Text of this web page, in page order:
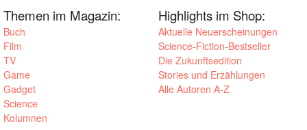
Themen im Magazin:
Buch
Film
TV
Game
Gadget
Science
Kolumnen
Highlights im Shop:
Aktuelle Neuerscheinungen
Science-Fiction-Bestseller
Die Zukunftsedition
Stories und Erzählungen
Alle Autoren A-Z